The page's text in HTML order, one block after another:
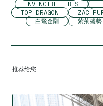
INVINCIBLE IBIS
TOP DRAGON
ZAC
白鷺金剛
紫荊盛勢
推荐给您